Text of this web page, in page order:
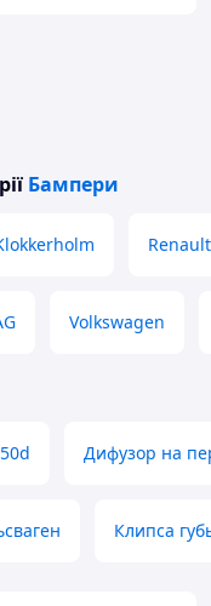
Бампери
Renault
Volkswagen
Дифузор на
Клипса